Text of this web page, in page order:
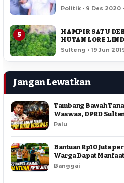
SULTENG
Politik • 9 Des 2020
5
HAMPIR SATU
HUTAN LORE
HEKTAR
Sulteng • 19 Jun
Jangan Lewatkan
Tambang Bawah
Waswas, DPRD
Palu
Bantuan Rp10 Juta
Warga Dapat
Banggai